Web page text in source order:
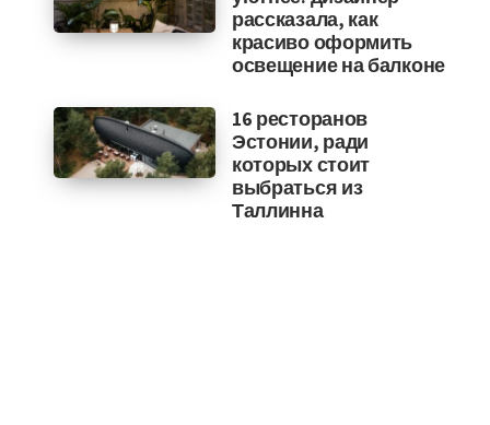
рассказала, как
красиво оформить
освещение на балконе
16 ресторанов
Эстонии, ради
которых стоит
выбраться из
Таллинна